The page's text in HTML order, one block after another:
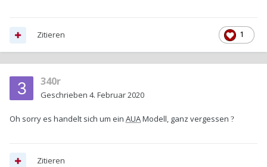
1
Zitieren
340r
Geschrieben 4. Februar 2020
Oh sorry es handelt sich um ein AUAModell, ganz vergessen ?
Zitieren